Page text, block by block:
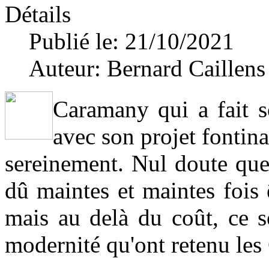
Détails
Publié le: 21/10/2021
Auteur: Bernard Caillens
Caramany qui a fait
avec son projet
sereinement. Nul doute
dû maintes et maintes fois
mais au delà du coût, ce
modernité qu'ont retenu les